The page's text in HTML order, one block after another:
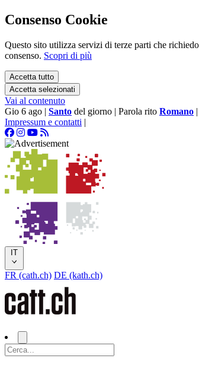
Consenso Cookie
Questo sito utilizza servizi di terze parti che
consenso. Scopri di più
Accetta tutto
Accetta selezionati
Vai al contenuto
Gio 6 ago | Santo del giorno | Parola rito Romano |
Impressum e contatti |
IT
FR (cath.ch) DE (kath.ch)